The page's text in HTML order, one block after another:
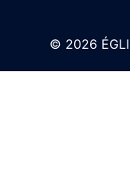
© 2026